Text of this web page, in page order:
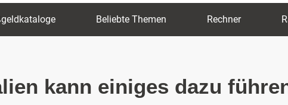
Beliebte Themen Rechner
kann einiges dazu